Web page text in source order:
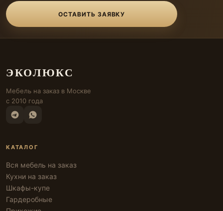
ОСТАВИТЬ ЗАЯВКУ
ЭКОЛЮКС
Мебель на заказ в Москве
с 2010 года
КАТАЛОГ
Вся мебель на заказ
Кухни на заказ
Шкафы-купе
Гардеробные